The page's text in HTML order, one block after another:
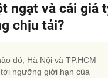
ngạt và cái giá
chịu tải?
đó, Hà Nội và TP.HCM
ngưỡng giới hạn của